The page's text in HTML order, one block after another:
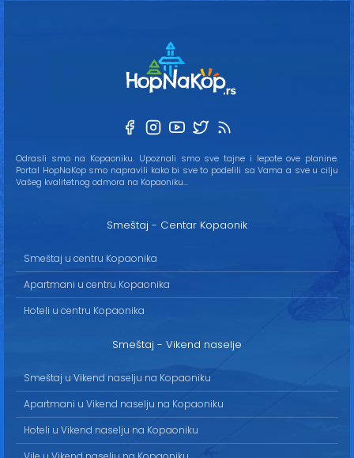
Odrasli smo na Kopaoniku. Upoznali smo sve tajne i lepote ove planine.
Portal HopNaKop smo napravili kako bi sve to podelili sa Vama a sve u cilju
Vašeg kvalitetnog odmora na Kopaoniku...
Smeštaj - Centar Kopaonik
Smeštaj u centru Kopaonika
Apartmani u centru Kopaonika
Hoteli u centru Kopaonika
Smeštaj - Vikend naselje
Smeštaj u Vikend naselju na Kopaoniku
Apartmani u Vikend naselju na Kopaoniku
Hoteli u Vikend naselju na Kopaoniku